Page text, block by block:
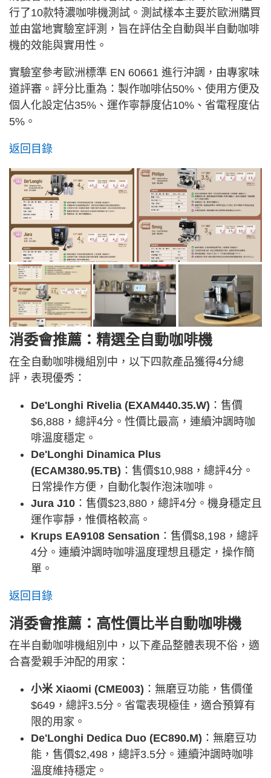
行了10款特濃咖啡機測試。測試樣本主要於歐洲購買
並由當地實驗室評測，旨在評估全自動與半自動咖啡
機的效能與實用性。
實驗室參考歐洲標準 EN 60661 進行沖調，由專家味
道評審。評分比重為：製作咖啡佔50%、使用方便及
個人化設定佔35%、運作寧靜度佔10%、省電程度佔
5%。
返回目錄
消委會推薦：精選全自動咖啡機
在全自動咖啡機組別中，以下四款產品獲得4分總
評，表現優秀：
De'Longhi Rivelia (EXAM440.35.W) ：售價
$6,888，總評4分。性價比最高，連續沖調時咖
啡溫度穩定。
De'Longhi Dinamica Plus
(ECAM380.95.TB) ：售價$10,988，總評4分。
日常操作方便，自動化製作泡沫咖啡。
Jura J10 ：售價$23,880，總評4分。機身穩定且
運作寧靜，惟價格較高。
Krups EA9108 Sensation ：售價$8,198，總評
4分。連續沖調時咖啡溫度理想且穩定，操作簡
單。
返回目錄
消委會推薦：高性價比半自動咖啡機
在半自動咖啡機組別中，以下產品整體表現不俗，適
合喜愛親手沖配的用家：
小米 Xiaomi (CME003) ：無磨豆功能，售價僅
$649，總評3.5分。省電表現極佳，適合預算有
限的用家。
De'Longhi Dedica Duo (EC890.M) ：無磨豆功
能，售價$2,498，總評3.5分。連續沖調時咖啡
溫度維持穩定。